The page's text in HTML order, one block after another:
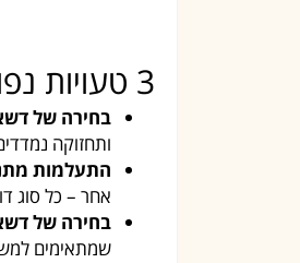
3 טעויות נפוצות כשבוחרים דשא סינטטי
בחירה של
ותחזוקה
התעלמות
אחר – כל סוג
בחירה של
שמתאימים